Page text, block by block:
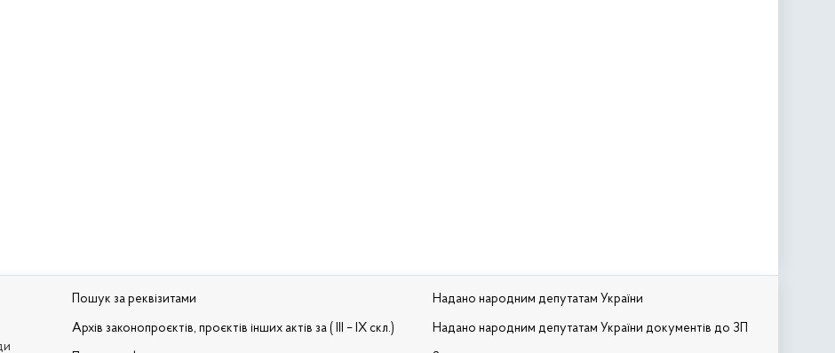
Пошук за реквізитами
Архів законопроєктів, проєктів інших актів за ( III – IX скл.)
Надано народним депутатам України
Надано народним депутатам України документів до ЗП